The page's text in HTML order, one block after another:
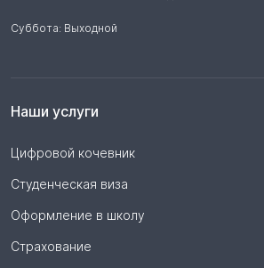
Суббота: Выходной
Наши услуги
Цифровой кочевник
Студенческая виза
Оформление в школу
Страхование